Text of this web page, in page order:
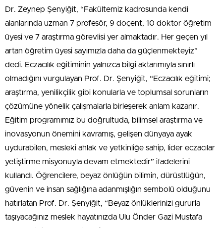
Dr. Zeynep Şenyiğit, “Fakültemiz kadrosunda kendi
alanlarında uzman 7 profesör, 9 doçent, 10 doktor öğretim
üyesi ve 7 araştırma görevlisi yer almaktadır. Her geçen yıl
artan öğretim üyesi sayımızla daha da güçlenmekteyiz”
dedi. Eczacılık eğitiminin yalnızca bilgi aktarımıyla sınırlı
olmadığını vurgulayan Prof. Dr. Şenyiğit, “Eczacılık eğitimi;
araştırma, yenilikçilik gibi konularla ve toplumsal sorunların
çözümüne yönelik çalışmalarla birleşerek anlam kazanır.
Eğitim programımız bu doğrultuda, bilimsel araştırma ve
inovasyonun önemini kavramış, gelişen dünyaya ayak
uydurabilen, mesleki ahlak ve yetkinliğe sahip, lider eczacılar
yetiştirme misyonuyla devam etmektedir” ifadelerini
kullandı. Öğrencilere, beyaz önlüğün bilimin, dürüstlüğün,
güvenin ve insan sağlığına adanmışlığın sembolü olduğunu
hatırlatan Prof. Dr. Şenyiğit, “Beyaz önlüklerinizi gururla
taşıyacağınız meslek hayatınızda Ulu Önder Gazi Mustafa